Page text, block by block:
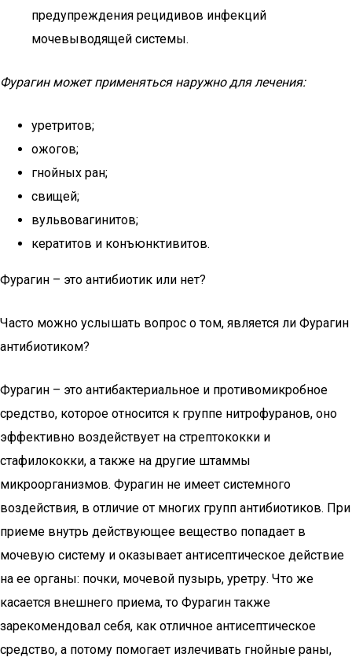
предупреждения рецидивов инфекций
мочевыводящей системы.
Фурагин может применяться наружно для лечения:
уретритов;
ожогов;
гнойных ран;
свищей;
вульвовагинитов;
кератитов и конъюнктивитов.
Фурагин – это антибиотик или нет?
Часто можно услышать вопрос о том, является ли Фурагин
антибиотиком?
Фурагин – это антибактериальное и противомикробное
средство, которое относится к группе нитрофуранов, оно
эффективно воздействует на стрептококки и
стафилококки, а также на другие штаммы
микроорганизмов. Фурагин не имеет системного
воздействия, в отличие от многих групп антибиотиков. При
приеме внутрь действующее вещество попадает в
мочевую систему и оказывает антисептическое действие
на ее органы: почки, мочевой пузырь, уретру. Что же
касается внешнего приема, то Фурагин также
зарекомендовал себя, как отличное антисептическое
средство, а потому помогает излечивать гнойные раны,